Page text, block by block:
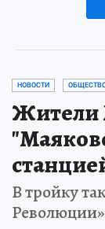
НОВОСТИ
Жители
В тройку